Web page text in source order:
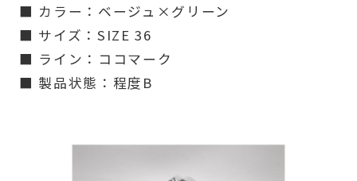
■ カラー：ベージュ×グリーン
■ サイズ：SIZE 36
■ ライン：ココマーク
■ 製品状態：程度B